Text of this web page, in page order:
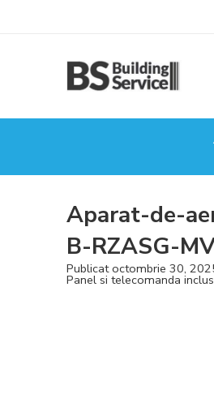
Aparat-de-
B-RZASG-
Publicatoctombrie 30,
Panel si telecomanda